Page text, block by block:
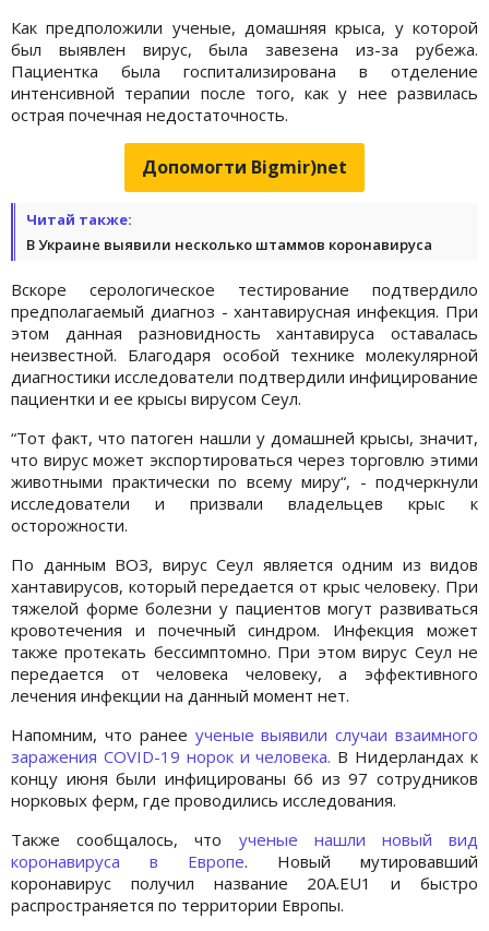
Как предположили ученые, домашняя крыса, у которой
был выявлен вирус, была завезена из-за рубежа.
Пациентка была госпитализирована в отделение
интенсивной терапии после того, как у нее развилась
острая почечная недостаточность.
Допомогти Bigmir)net
Читай также:
В Украине выявили несколько штаммов коронавируса
Вскоре серологическое тестирование подтвердило
предполагаемый диагноз - хантавирусная инфекция. При
этом данная разновидность хантавируса оставалась
неизвестной. Благодаря особой технике молекулярной
диагностики исследователи подтвердили инфицирование
пациентки и ее крысы вирусом Сеул.
“Тот факт, что патоген нашли у домашней крысы, значит,
что вирус может экспортироваться через торговлю этими
животными практически по всему миру“, - подчеркнули
исследователи и призвали владельцев крыс к
осторожности.
По данным ВОЗ, вирус Сеул является одним из видов
хантавирусов, который передается от крыс человеку. При
тяжелой форме болезни у пациентов могут развиваться
кровотечения и почечный синдром. Инфекция может
также протекать бессимптомно. При этом вирус Сеул не
передается от человека человеку, а эффективного
лечения инфекции на данный момент нет.
Напомним, что ранее ученые выявили случаи взаимного
заражения COVID-19 норок и человека. В Нидерландах к
концу июня были инфицированы 66 из 97 сотрудников
норковых ферм, где проводились исследования.
Также сообщалось, что ученые нашли новый вид
коронавируса в Европе. Новый мутировавший
коронавирус получил название 20A.EU1 и быстро
распространяется по территории Европы.